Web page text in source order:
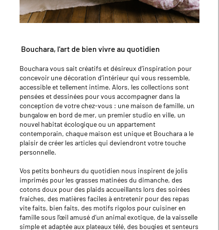
Bouchara, l'art de bien vivre au quotidien
Bouchara vous sait créatifs et désireux d’inspiration pour
concevoir une décoration d’intérieur qui vous ressemble,
accessible et tellement intime. Alors, les collections sont
pensées et dessinées pour vous accompagner dans la
conception de votre chez-vous : une maison de famille, un
bungalow en bord de mer, un premier studio en ville, un
nouvel habitat écologique ou un appartement
contemporain, chaque maison est unique et Bouchara a le
plaisir de créer les articles qui deviendront votre touche
personnelle.
Vos petits bonheurs du quotidien nous inspirent de jolis
imprimés pour les grasses matinées du dimanche, des
cotons doux pour des plaids accueillants lors des soirées
fraiches, des matières faciles à entretenir pour des repas
vite faits, bien faits, des motifs rigolos pour cuisiner en
famille sous l’œil amusé d’un animal exotique, de la vaisselle
simple et adaptée aux plateaux télé, des bougies et senteurs